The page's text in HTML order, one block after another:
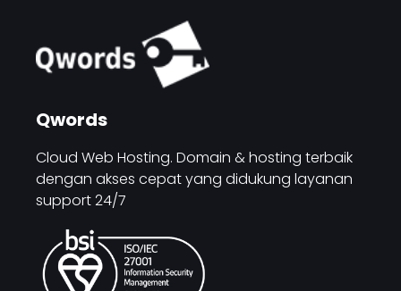
Qwords
Cloud Web Hosting. Domain & hosting terbaik
dengan akses cepat yang didukung layanan
support 24/7